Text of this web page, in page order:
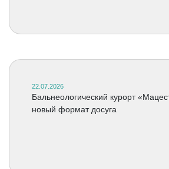
22.07.2026
Бальнеологический курорт
новый формат досуга